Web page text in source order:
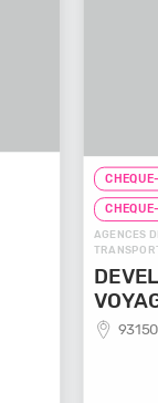
AGENCES